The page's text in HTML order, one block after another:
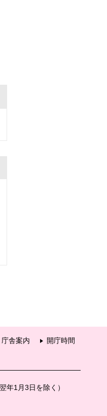
庁舎案内
開庁時間
年1月3日を除く）